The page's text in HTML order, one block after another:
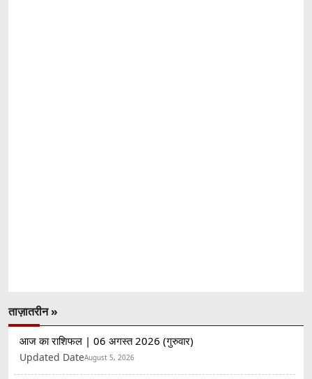
ताज़ातरीन »
आज का राशिफल | 06 अगस्त 2026 (गुरुवार)
Updated DateAugust 5, 2026